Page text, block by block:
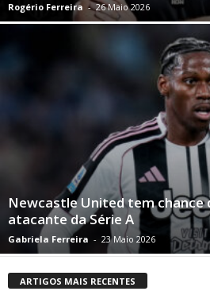
Rogério Ferreira - 26 Maio 2026
Newcastle United tem
atacante da Série A
Gabriela Ferreira - 23 Maio 2026
ARTIGOS MAIS RECENTES